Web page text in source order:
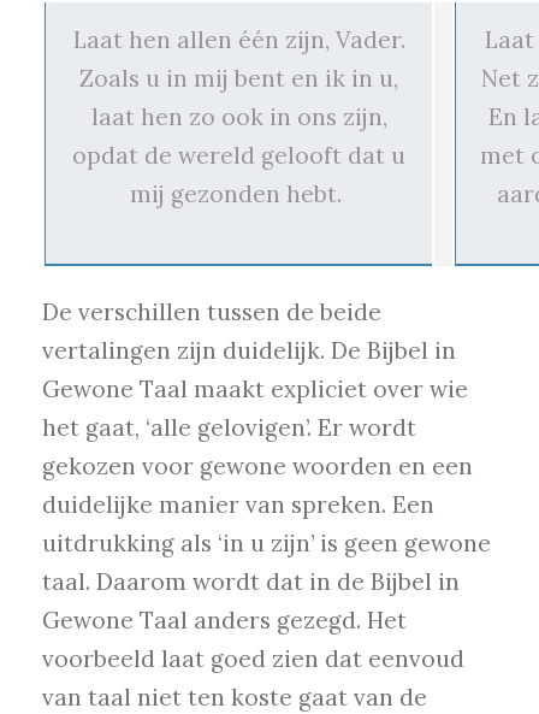
Laat hen allen één zijn, Vader.
Zoals u in mij bent en ik in u,
laat hen zo ook in ons zijn,
opdat de wereld gelooft dat u
mij gezonden hebt.
Net
En
met
De verschillen tussen de beide
vertalingen zijn duidelijk. De Bijbel in
Gewone Taal maakt expliciet over wie
het gaat, ‘alle gelovigen’. Er wordt
gekozen voor gewone woorden en een
duidelijke manier van spreken. Een
uitdrukking als ‘in u zijn’ is geen gewone
taal. Daarom wordt dat in de Bijbel in
Gewone Taal anders gezegd. Het
voorbeeld laat goed zien dat eenvoud
van taal niet ten koste gaat van de